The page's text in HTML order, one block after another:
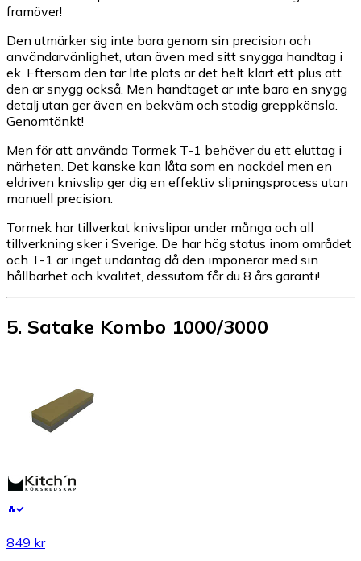
framöver!
Den utmärker sig inte bara genom sin precision och
användarvänlighet, utan även med sitt snygga handtag i
ek. Eftersom den tar lite plats är det helt klart ett plus att
den är snygg också. Men handtaget är inte bara en snygg
detalj utan ger även en bekväm och stadig greppkänsla.
Genomtänkt!
Men för att använda Tormek T-1 behöver du ett eluttag i
närheten. Det kanske kan låta som en nackdel men en
eldriven knivslip ger dig en effektiv slipningsprocess utan
manuell precision.
Tormek har tillverkat knivslipar under många och all
tillverkning sker i Sverige. De har hög status inom området
och T-1 är inget undantag då den imponerar med sin
hållbarhet och kvalitet, dessutom får du 8 års garanti!
5. Satake Kombo 1000/3000
849 kr